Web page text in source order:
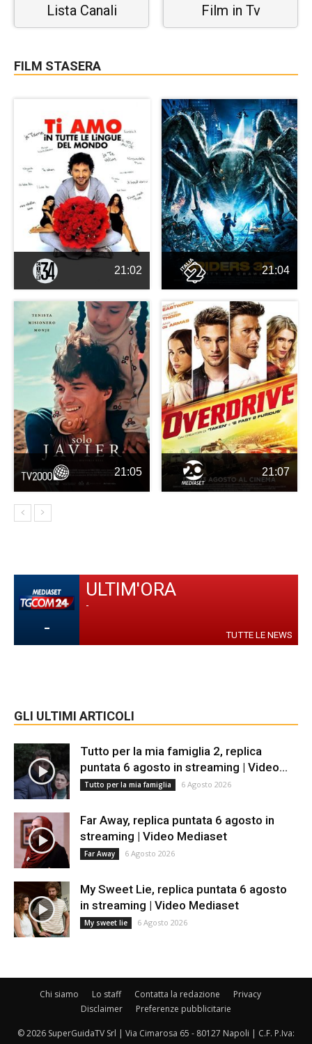
Lista Canali Film in Tv
FILM STASERA
21:02 21:04
21:05 21:07
-
ULTIM'ORA
-
TUTTE LE NEWS
GLI ULTIMI ARTICOLI
Tutto per la mia famiglia 2, replica
puntata 6 agosto in streaming | Video...
Tutto per la mia famiglia 6 Agosto 2026
Far Away, replica puntata 6 agosto in
streaming | Video Mediaset
Far Away 6 Agosto 2026
My Sweet Lie, replica puntata 6 agosto
in streaming | Video Mediaset
My sweet lie 6 Agosto 2026
Chi siamo Lo staff Contatta la redazione
Privacy
Disclaimer
Preferenze pubblicitarie
© 2026 SuperGuidaTV Srl | Via Cimarosa 65 - 80127 Napoli | C.F. P.Iva: